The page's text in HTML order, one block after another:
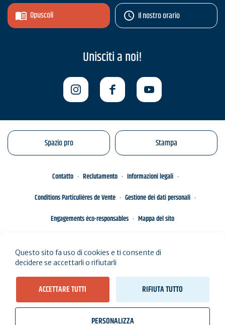
Opuscoli Il nostro orario
Unisciti a noi!
Spazio pro Stampa
Contatto Reclutamento
Informazioni legali
Conditions Particulières de Vente
Gestione dei dati personali
Engagements éco-responsables
Mappa del sito
Questo sito fa uso di cookies e ti consente di
decidere se accettarli o rifiutarli
ACCETTARE TUTTI RIFIUTA TUTTO
PERSONALIZZA